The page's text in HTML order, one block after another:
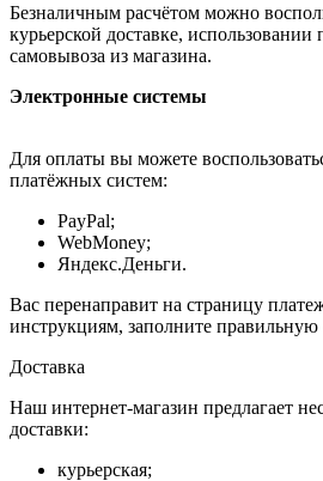
Безналичным расчётом можно
курьерской доставке, использовании
самовывоза из магазина.
Электронные системы
Для оплаты вы можете
платёжных систем:
PayPal;
WebMoney;
Яндекс.Деньги.
Вас перенаправит на страницу
инструкциям, заполните правильную
Доставка
Наш интернет-магазин предлагает
доставки:
курьерская;